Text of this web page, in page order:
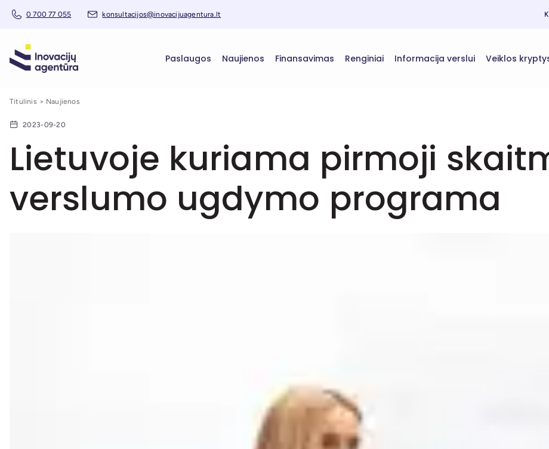
0 700 77 055 konsultacijos@inovacijuagentura.lt
Paslaugos Naujienos Finansavimas Renginiai Informacija verslui Veiklos
Titulinis Naujienos
2023-09-20
Lietuvoje kuriama pirmoji
verslumo ugdymo programa